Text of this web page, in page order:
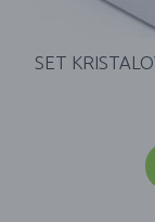
SET